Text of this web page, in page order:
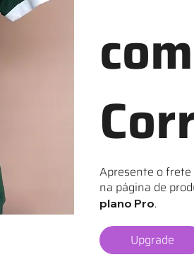
Upgrade
Apresente o frete
na página de
plano Pro.